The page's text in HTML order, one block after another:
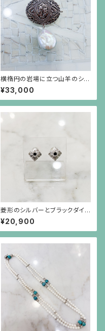
横楕円の岩場に立つ山羊のシル
バープレートに白い大粒バロッ
クパールが揺れるブローチ兼ペ
ンダント
¥33,000
菱形のシルバーとブラックダイヤ
モンドのピアス（中）シルバーポ
スト
¥20,900